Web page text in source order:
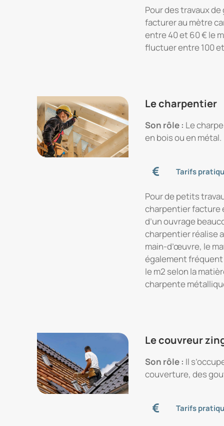
Pour des travaux
facturer au mètre
entre 40 et 60 € le
fluctuer entre 100
Le charpentier
Son rôle : Le
en bois ou en métal.
Tarifs
Pour de petits
charpentier facture
d’un ouvrage
charpentier réalise
main-d’œuvre, le
également fréquent
le m2 selon la
charpente
Le couvreur
Son rôle : Il
couverture, des
Tarifs